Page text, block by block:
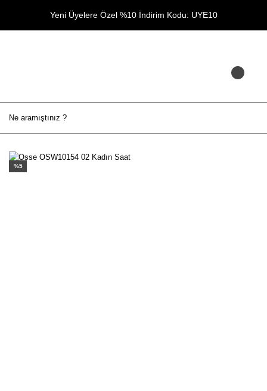
Yeni Üyelere Özel %10 İndirim Kodu: UYE10
%5